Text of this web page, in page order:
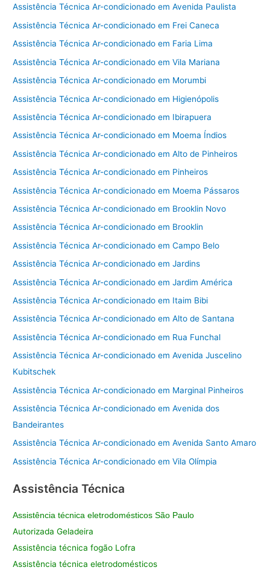
Assistência Técnica Ar-condicionado em Avenida Paulista
Assistência Técnica Ar-condicionado em Frei Caneca
Assistência Técnica Ar-condicionado em Faria Lima
Assistência Técnica Ar-condicionado em Vila Mariana
Assistência Técnica Ar-condicionado em Morumbi
Assistência Técnica Ar-condicionado em Higienópolis
Assistência Técnica Ar-condicionado em Ibirapuera
Assistência Técnica Ar-condicionado em Moema Índios
Assistência Técnica Ar-condicionado em Alto de Pinheiros
Assistência Técnica Ar-condicionado em Pinheiros
Assistência Técnica Ar-condicionado em Moema Pássaros
Assistência Técnica Ar-condicionado em Brooklin Novo
Assistência Técnica Ar-condicionado em Brooklin
Assistência Técnica Ar-condicionado em Campo Belo
Assistência Técnica Ar-condicionado em Jardins
Assistência Técnica Ar-condicionado em Jardim América
Assistência Técnica Ar-condicionado em Itaim Bibi
Assistência Técnica Ar-condicionado em Alto de Santana
Assistência Técnica Ar-condicionado em Rua Funchal
Assistência Técnica Ar-condicionado em Avenida Juscelino
Kubitschek
Assistência Técnica Ar-condicionado em Marginal Pinheiros
Assistência Técnica Ar-condicionado em Avenida dos
Bandeirantes
Assistência Técnica Ar-condicionado em Avenida Santo Amaro
Assistência Técnica Ar-condicionado em Vila Olímpia
Assistência Técnica
Assistência técnica eletrodomésticos São Paulo
Autorizada Geladeira
Assistência técnica fogão Lofra
Assistência técnica eletrodomésticos